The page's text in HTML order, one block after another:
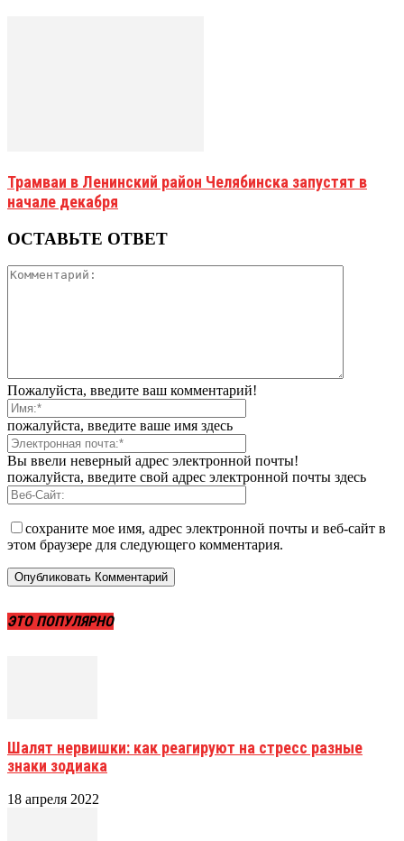
Трамваи в Ленинский район Челябинска запустят в
начале декабря
ОСТАВЬТЕ ОТВЕТ
Пожалуйста, введите ваш комментарий!
пожалуйста, введите ваше имя здесь
Вы ввели неверный адрес электронной почты!
пожалуйста, введите свой адрес электронной почты здесь
сохраните мое имя, адрес электронной почты и веб-сайт в
этом браузере для следующего комментария.
ЭТО ПОПУЛЯРНО
Шалят нервишки: как реагируют на стресс разные
знаки зодиака
18 апреля 2022